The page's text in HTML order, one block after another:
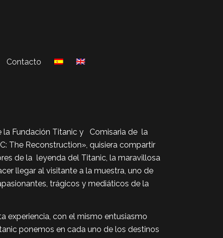
Contacto
la Fundación Titanic y Comisaria de la
The Reconstruction», quisiera compartir
de la leyenda del Titanic, la maravillosa
llegar al visitante a la muestra, uno de
trágicos y mediáticos de la
experiencia, con el mismo entusiasmo
ponemos en cada uno de los destinos